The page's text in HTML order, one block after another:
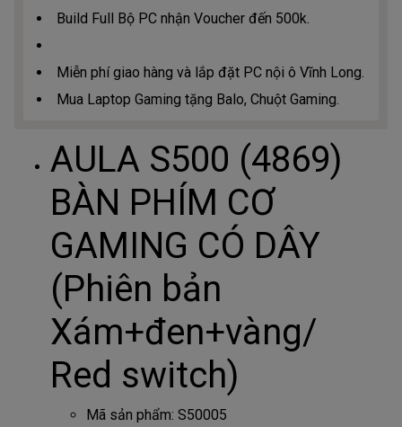
Build Full Bộ PC nhận Voucher đến 500k.
Miễn phí giao hàng và lắp đặt PC nội ô Vĩnh Long.
Mua Laptop Gaming tặng Balo, Chuột Gaming.
AULA S500 (4869)
BÀN PHÍM CƠ
GAMING CÓ DÂY
(Phiên bản
Xám+đen+vàng/
Red switch)
Mã sản phẩm: S50005